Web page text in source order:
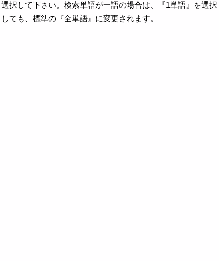
選択して下さい。検索単語が一語の場合は、『1単語』を選択
しても、標準の『全単語』に変更されます。